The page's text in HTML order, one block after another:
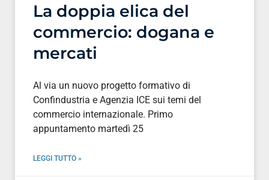
La doppia elica del
commercio: dogana e
mercati
Al via un nuovo progetto formativo di
Confindustria e Agenzia ICE sui temi del
commercio internazionale. Primo
appuntamento martedì 25
LEGGI TUTTO »